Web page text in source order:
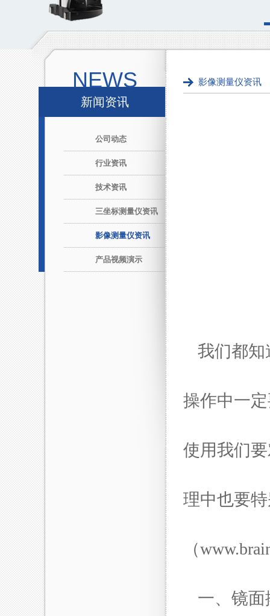
NEWS
新闻资讯
公司动态
行业资讯
技术资讯
三坐标测量仪资讯
影像测量仪资讯
产品视频演示
影像测量仪资讯
我们都知
操作中一
使用我们
理中也要
（
一、镜